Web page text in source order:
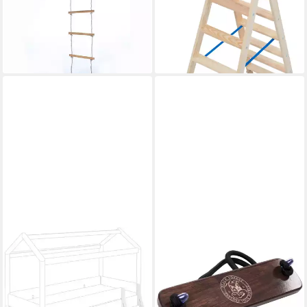
35 mm Sprossen-Länge
lieferbar - in 5-6 Werktagen bei dir
239,99 € UVP 397,00 €
lieferbar - in 5-6 Werktagen bei dir
PAIDI
Anlegeleiter TINY HOUSE zur
Leiter ist beidseitig
Einhängetritt HOLZI GRIP
Trittleiter Aufstelldach VW
California Marco Polo Braun,